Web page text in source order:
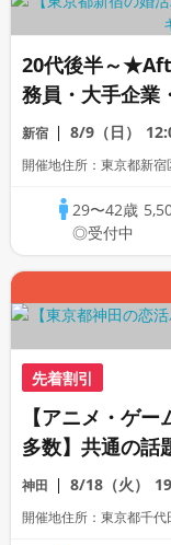
20代後半～
務員・大手企業
性」個室スタイ
Matching/マッ
新宿 8/9（日）
開催地住所：東京都新
29〜42歳
◎受付中
先着割引
【アニメ・ゲ
多数】共通の話
全員の異性の方
交換タイム有♪
神田 8/18（火）
開催地住所：東京都千